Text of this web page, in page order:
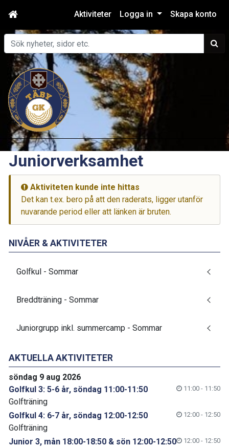
Aktiviteter Logga in Skapa konto
Sök
Juniorverksamhet
Aktiviteten kunde inte hittas
Det kan t.ex. bero på att den raderats, ligger utanför
nuvarande period eller att länken är bruten.
NIVÅER & AKTIVITETER
Golfkul - Sommar
Breddträning - Sommar
Juniorgrupp inkl. summercamp - Sommar
AKTUELLA AKTIVITETER
söndag 9 aug 2026
Golfkul 3: 5-6 år, söndag 11:00-11:50
11:00 - 11:50
Golfträning
Golfkul 4: 6-7 år, söndag 12:00-12:50
12:00 - 12:50
Golfträning
Junior 3, mån 18:00-18:50 & sön 12:00-12:50
12:00 - 12:50